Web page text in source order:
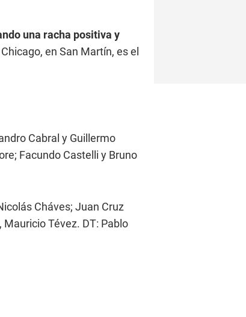
una racha positiva y
en San Martín, es el
Cabral y Guillermo
Facundo Castelli y Bruno
Cháves; Juan Cruz
Mauricio Tévez. DT: Pablo